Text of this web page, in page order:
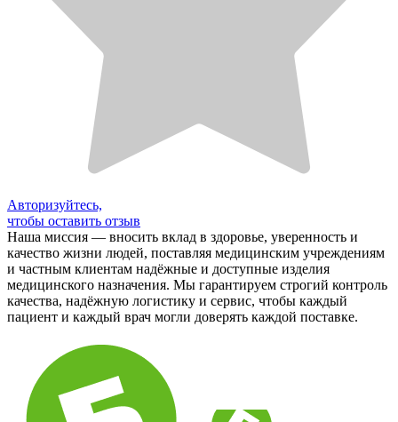
Авторизуйтесь,
чтобы оставить отзыв
Наша миссия — вносить вклад в здоровье, уверенность и
качество жизни людей, поставляя медицинским учреждениям
и частным клиентам надёжные и доступные изделия
медицинского назначения. Мы гарантируем строгий контроль
качества, надёжную логистику и сервис, чтобы каждый
пациент и каждый врач могли доверять каждой поставке.